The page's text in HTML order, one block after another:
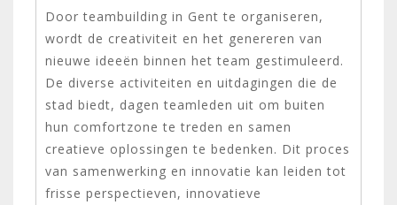
Door teambuilding in Gent te organiseren,
wordt de creativiteit en het genereren van
nieuwe ideeën binnen het team gestimuleerd.
De diverse activiteiten en uitdagingen die de
stad biedt, dagen teamleden uit om buiten
hun comfortzone te treden en samen
creatieve oplossingen te bedenken. Dit proces
van samenwerking en innovatie kan leiden tot
frisse perspectieven, innovatieve